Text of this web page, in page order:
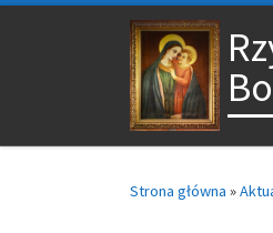
Przejdź do treści
Strona główna »